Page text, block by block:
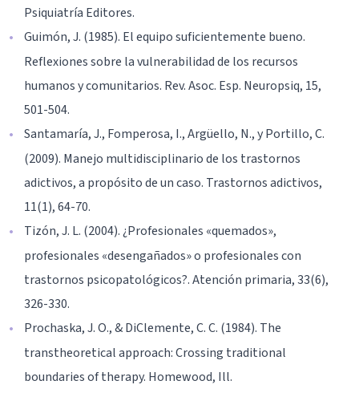
Psiquiatría Editores.
Guimón, J. (1985). El equipo suficientemente bueno.
Reflexiones sobre la vulnerabilidad de los recursos
humanos y comunitarios. Rev. Asoc. Esp. Neuropsiq, 15,
501-504.
Santamaría, J., Fomperosa, I., Argüello, N., y Portillo, C.
(2009). Manejo multidisciplinario de los trastornos
adictivos, a propósito de un caso. Trastornos adictivos,
11(1), 64-70.
Tizón, J. L. (2004). ¿Profesionales «quemados»,
profesionales «desengañados» o profesionales con
trastornos psicopatológicos?. Atención primaria, 33(6),
326-330.
Prochaska, J. O., & DiClemente, C. C. (1984). The
transtheoretical approach: Crossing traditional
boundaries of therapy. Homewood, Ill.